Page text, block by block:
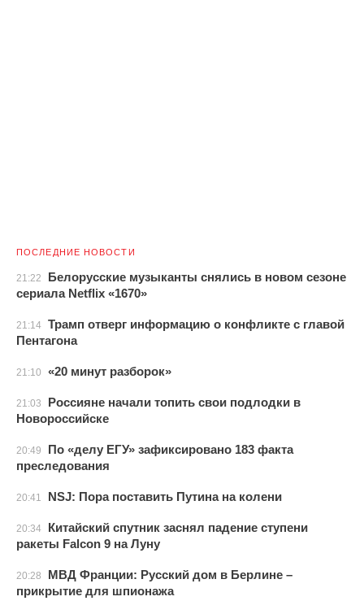
ПОСЛЕДНИЕ НОВОСТИ
21:22
Белорусские музыканты снялись в новом сезоне
сериала Netflix «1670»
21:14 Трамп отверг информацию о конфликте с главой
Пентагона
21:10 «20 минут разборок»
21:03
Россияне начали топить свои подлодки в
Новороссийске
20:49
По «делу ЕГУ» зафиксировано 183 факта
преследования
20:41 NSJ: Пора поставить Путина на колени
20:34
Китайский спутник заснял падение ступени
ракеты Falcon 9 на Луну
20:28
МВД Франции: Русский дом в Берлине –
прикрытие для шпионажа